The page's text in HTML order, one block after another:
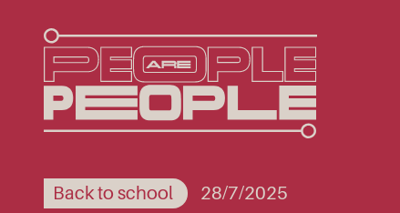
Back to school 28/7/2025